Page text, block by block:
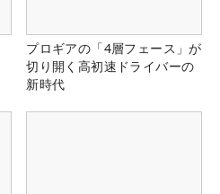
プロギアの「4層フェース」が
切り開く高初速ドライバーの
新時代